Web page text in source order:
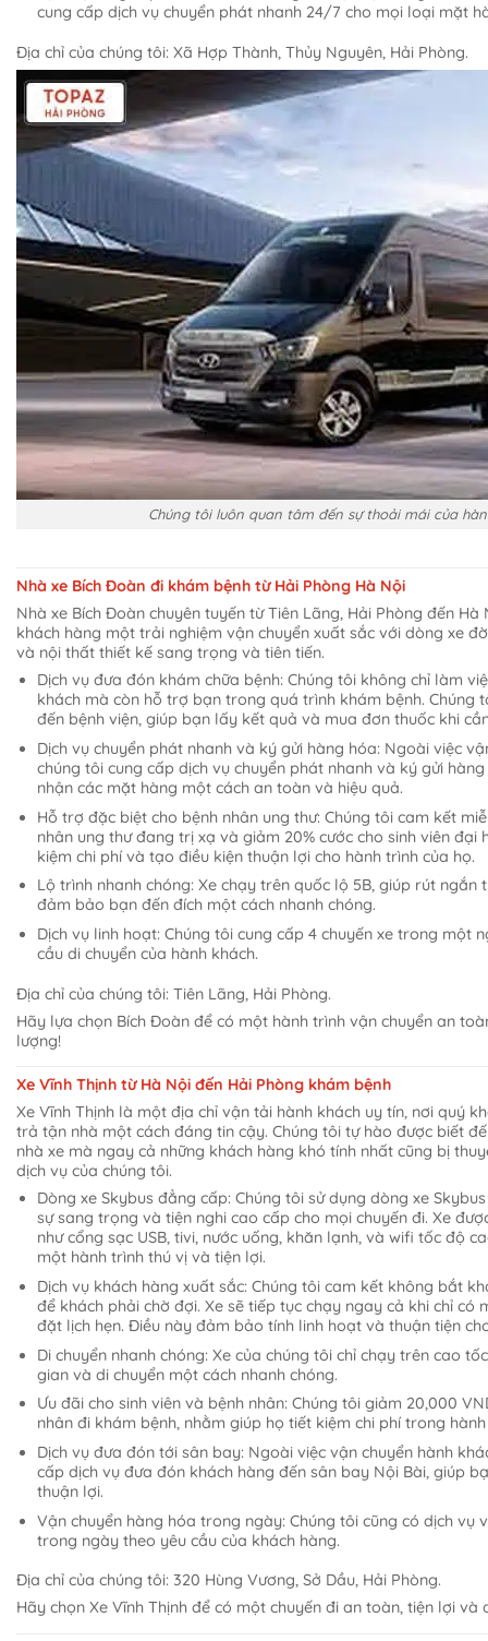
cung cấp dịch vụ chuyển phát nhanh 24/7 cho mọi loại mặt
Địa chỉ của chúng tôi: Xã Hợp Thành, Thủy Nguyên, Hải Phòng.
Chúng tôi luôn quan tâm đến sự thoải mái của
Nhà xe Bích Đoàn đi khám bệnh từ Hải Phòng Hà Nội
Nhà xe Bích Đoàn chuyên tuyến từ Tiên Lãng, Hải Phòng đến
khách hàng một trải nghiệm vận chuyển xuất sắc với dòng xe
và nội thất thiết kế sang trọng và tiên tiến.
Dịch vụ đưa đón khám chữa bệnh: Chúng tôi không chỉ làm
khách mà còn hỗ trợ bạn trong quá trình khám bệnh. Chúng
đến bệnh viện, giúp bạn lấy kết quả và mua đơn thuốc khi
Dịch vụ chuyển phát nhanh và ký gửi hàng hóa: Ngoài việc
chúng tôi cung cấp dịch vụ chuyển phát nhanh và ký gửi
nhận các mặt hàng một cách an toàn và hiệu quả.
Hỗ trợ đặc biệt cho bệnh nhân ung thư: Chúng tôi cam kết
nhân ung thư đang trị xạ và giảm 20% cước cho sinh viên đại
kiệm chi phí và tạo điều kiện thuận lợi cho hành trình của họ.
Lộ trình nhanh chóng: Xe chạy trên quốc lộ 5B, giúp rút ngắn
đảm bảo bạn đến đích một cách nhanh chóng.
Dịch vụ linh hoạt: Chúng tôi cung cấp 4 chuyến xe trong một
cầu di chuyển của hành khách.
Địa chỉ của chúng tôi: Tiên Lãng, Hải Phòng.
Hãy lựa chọn Bích Đoàn để có một hành trình vận chuyển an
lượng!
Xe Vĩnh Thịnh từ Hà Nội đến Hải Phòng khám bệnh
Xe Vĩnh Thịnh là một địa chỉ vận tải hành khách uy tín, nơi quý
trả tận nhà một cách đáng tin cậy. Chúng tôi tự hào được biết
nhà xe mà ngay cả những khách hàng khó tính nhất cũng bị
dịch vụ của chúng tôi.
Dòng xe Skybus đẳng cấp: Chúng tôi sử dụng dòng xe
sự sang trọng và tiện nghi cao cấp cho mọi chuyến đi. Xe
như cổng sạc USB, tivi, nước uống, khăn lạnh, và wifi tốc độ
một hành trình thú vị và tiện lợi.
Dịch vụ khách hàng xuất sắc: Chúng tôi cam kết không bắt
để khách phải chờ đợi. Xe sẽ tiếp tục chạy ngay cả khi chỉ có
đặt lịch hẹn. Điều này đảm bảo tính linh hoạt và thuận tiện
Di chuyển nhanh chóng: Xe của chúng tôi chỉ chạy trên cao
gian và di chuyển một cách nhanh chóng.
Ưu đãi cho sinh viên và bệnh nhân: Chúng tôi giảm 20,000
nhân đi khám bệnh, nhằm giúp họ tiết kiệm chi phí trong
Dịch vụ đưa đón tới sân bay: Ngoài việc vận chuyển hành
cấp dịch vụ đưa đón khách hàng đến sân bay Nội Bài, giúp
thuận lợi.
Vận chuyển hàng hóa trong ngày: Chúng tôi cũng có dịch vụ
trong ngày theo yêu cầu của khách hàng.
Địa chỉ của chúng tôi: 320 Hùng Vương, Sở Dầu, Hải Phòng.
Hãy chọn Xe Vĩnh Thịnh để có một chuyến đi an toàn, tiện lợi và